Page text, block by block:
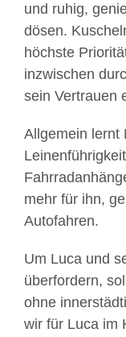
und ruhig,
dösen.
höchste
inzwischen
sein Vertrauen
Allgemein lernt
mehr für ihn,
Autofahren.
Um Luca und
überfordern,
ohne
wir für Luca im